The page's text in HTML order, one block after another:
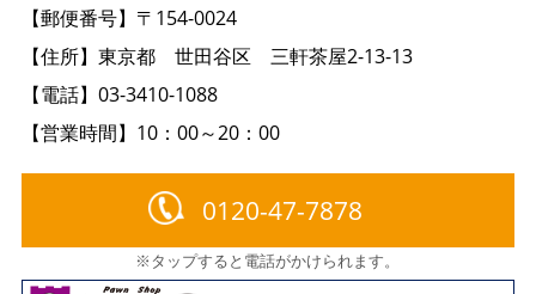
【郵便番号】〒154-0024
【住所】東京都 世田谷区 三軒茶屋2-13-13
【電話】03-3410-1088
【営業時間】10：00～20：00
0120-47-7878
※タップすると電話がかけられます。